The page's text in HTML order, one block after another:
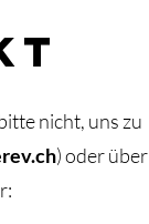
nicht, uns zu
)oder über